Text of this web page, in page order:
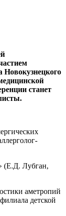
Новокузнецкого
станет
(Е.Д. Лубган,
аметропий
детской